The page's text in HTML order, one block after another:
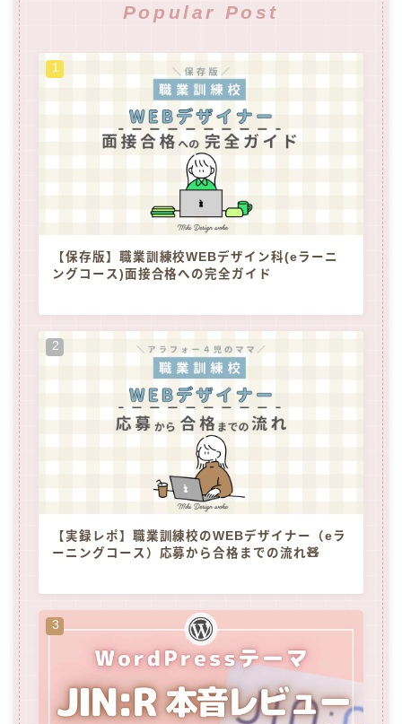
Popular Post
【保存版】職業訓練校WEBデザイン科(eラーニ
ングコース)面接合格への完全ガイド
【実録レポ】職業訓練校のWEBデザイナー（eラ
ーニングコース）応募から合格までの流れ🧸